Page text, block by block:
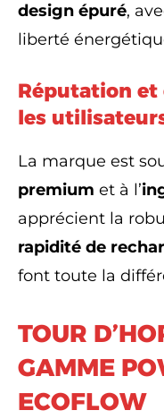
design épuré,
liberté
Réputation et
les
La marque est
premium et à l’
apprécient la
rapidité de
font toute la
TOUR
GAMME
ECOFLOW